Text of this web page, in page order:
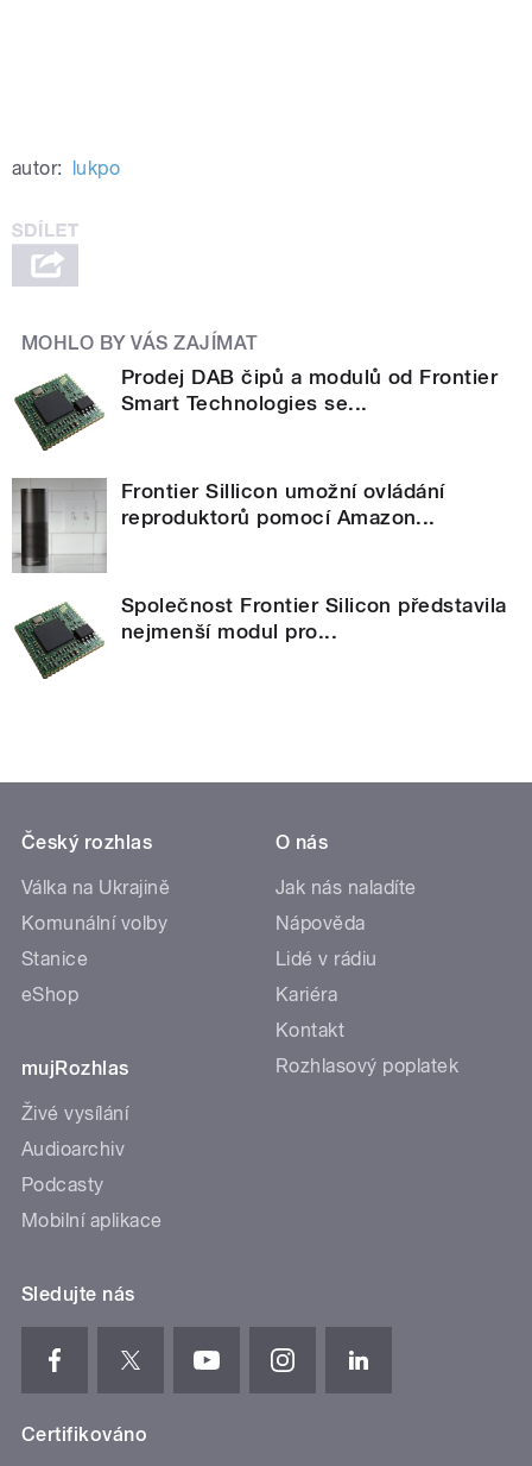
autor: lukpo
MOHLO BY VÁS ZAJÍMAT
Prodej DAB čipů a modulů od Frontier
Smart Technologies se...
Frontier Sillicon umožní ovládání
reproduktorů pomocí Amazon...
Společnost Frontier Silicon představila
nejmenší modul pro...
Český rozhlas
Válka na Ukrajině
Komunální volby
Stanice
eShop
mujRozhlas
Živé vysílání
Audioarchiv
Podcasty
Mobilní aplikace
O nás
Jak nás naladíte
Nápověda
Lidé v rádiu
Kariéra
Kontakt
Rozhlasový poplatek
Sledujte nás
Certifikováno